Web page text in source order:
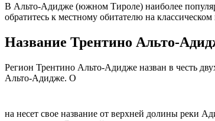
В Альто-Адидже (южном Тироле) наиболее
обратитесь к местному обитателю на
Название Трентино Альто-
Регион Трентино Альто-Адидже назван в честь
Альто-Адидже. О
на несет свое название от верхней долины реки